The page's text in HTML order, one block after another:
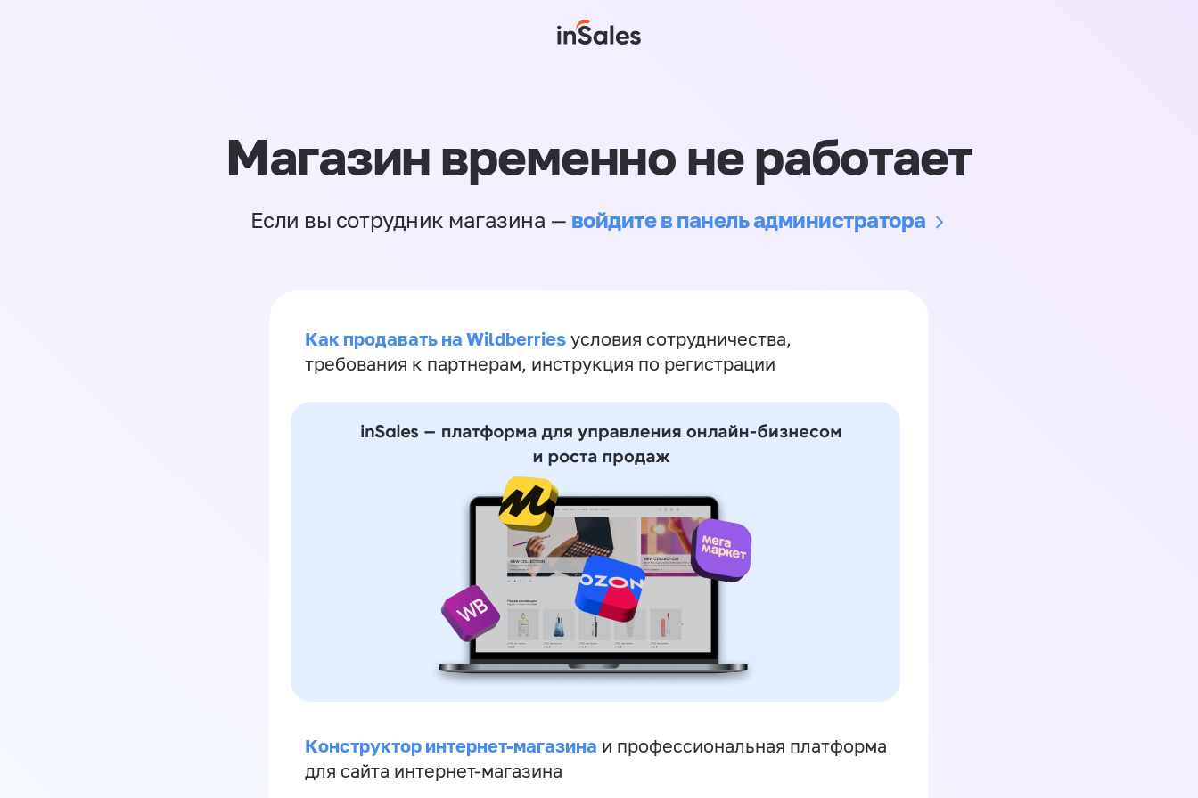
Магазин временно не работает
Если вы сотрудник магазина — войдите в панель администратора
Как продавать на Wildberries условия сотрудничества,
требования к партнерам, инструкция по регистрации
Конструктор интернет-магазина и профессиональная платформа
для сайта интернет-магазина